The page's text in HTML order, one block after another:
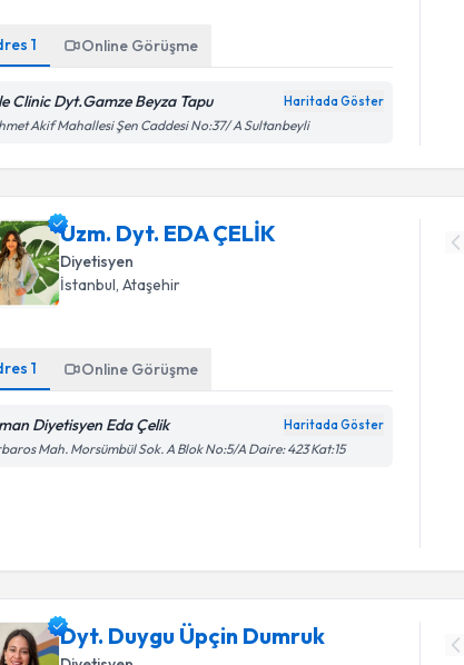
1 Online Görüşme
Clinic Dyt.Gamze Beyza Tapu Haritada Göster
Akif Mahallesi Şen Caddesi No:37/ A Sultanbeyli
Uzm. Dyt. EDA ÇELİK
Diyetisyen
İstanbul, Ataşehir
1 Online Görüşme
Diyetisyen Eda Çelik Haritada Göster
Mah. Morsümbül Sok. A Blok No:5/A Daire: 423 Kat:15
Dyt. Duygu Üpçin Dumruk